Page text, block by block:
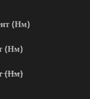
(Нм)
(Нм)
(Нм)